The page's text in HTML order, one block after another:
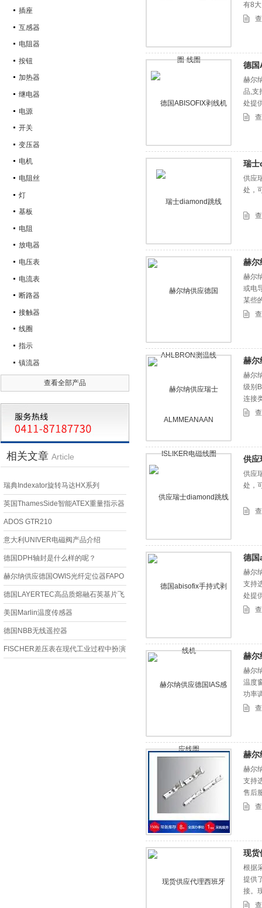
插座
互感器
电阻器
按钮
加热器
继电器
电源
开关
变压器
电机
电阻丝
灯
基板
电阻
放电器
电压表
电流表
断路器
接触器
线圈
指示
镇流器
查看全部产品
相关文章 Article
瑞典Indexator旋转马达HX系列
英国ThamesSide智能ATEX重量指示器
产品系列特点与用途
ADOS GTR210
意大利UNIVER电磁阀产品介绍
德国DPH轴封是什么样的呢？
赫尔纳供应德国OWIS光纤定位器FAPO
40
德国LAYERTEC高品质熔融石英基片飞
秒反射镜片142415应用案例
美国Marlin温度传感器
德国NBB无线遥控器
FISCHER差压表在现代工业过程中扮演
有8
德国
赫尔
品,支
处提
瑞
供应
处，
赫尔
赫尔
或电
某些
赫尔
赫尔
级别
连接
重量
供
供应
处，
德
赫尔
支持
处提
赫尔
赫尔
温度
功率
赫尔
赫尔
支持
售后
现货
根据
提供
接。